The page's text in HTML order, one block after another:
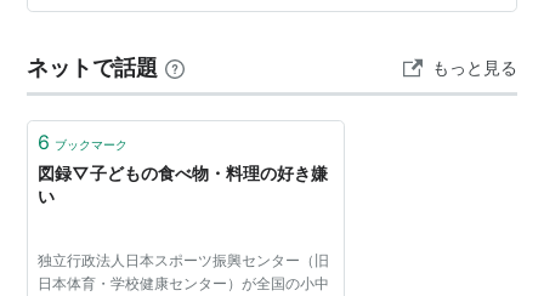
て おやつメニュー ・パンプディング ・手作りジンジャ
食育学習内容…
ネットで話題 もっと見る
6 ブックマーク
図録▽子どもの食べ物・料理の好き嫌
い
独立行政法人日本スポーツ振興センター（旧
日本体育・学校健康センター）が全国の小中